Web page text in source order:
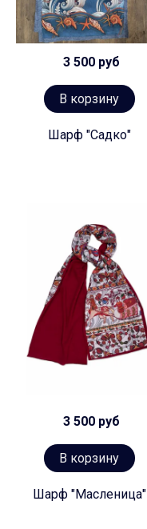
3 500 руб
В корзину
Шарф "Садко"
3 500 руб
В корзину
Шарф "Масленица"